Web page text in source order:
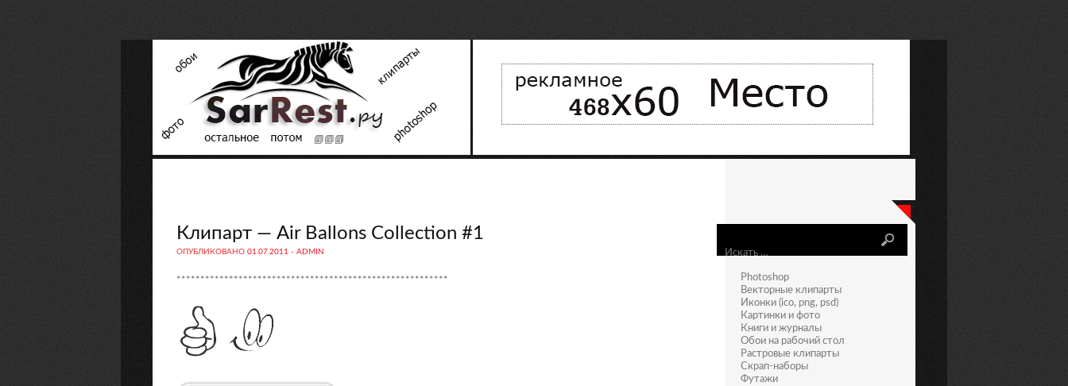
Клипарт — Air Ballons Collection #1
ОПУБЛИКОВАНО 01.07.2011 - ADMIN
*********************************************************
Photoshop
Векторные клипарты
Иконки (ico, png, psd)
Картинки и фото
Книги и журналы
Обои на рабочий стол
Растровые клипарты
Скрап-наборы
Футажи